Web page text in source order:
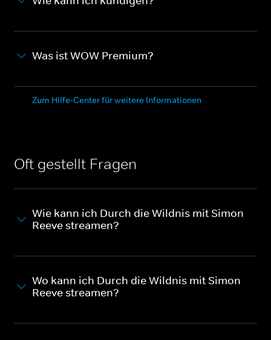
Was ist WOW Premium?
Zum Hilfe-Center für weitere Informationen
Oft gestellt Fragen
Wie kann ich Durch die Wildnis mit Simon
Reeve streamen?
Wo kann ich Durch die Wildnis mit Simon
Reeve streamen?